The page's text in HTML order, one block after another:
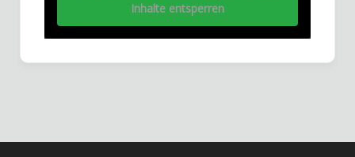
Inhalte entsperren